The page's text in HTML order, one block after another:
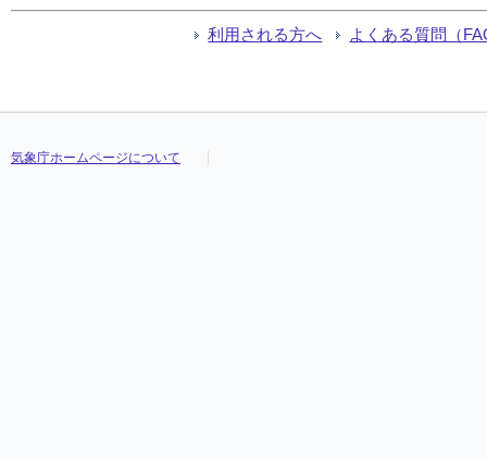
利用される方へ よくある質問（
気象庁ホームページについて